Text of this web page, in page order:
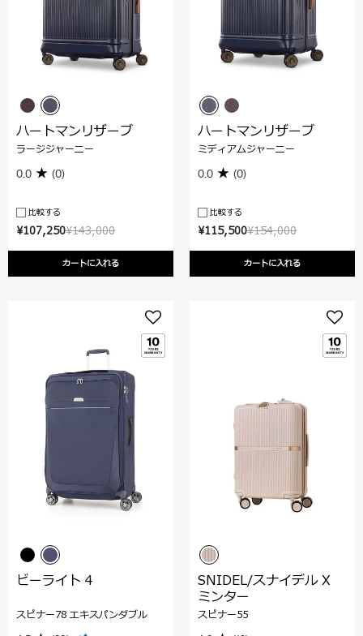
¥143,000
¥107,250
カートに入れる
ハートマンリザーブ
ラージジャーニー
0.0 (0)
比較する
¥154,000
¥115,500
カートに入れる
ハートマンリザーブ
ミディアムジャーニー
0.0 (0)
比較する
ビーライト 4
スピナー78 エキスパンダブル
SNIDEL/スナイデル X
ミンター
スピナー55